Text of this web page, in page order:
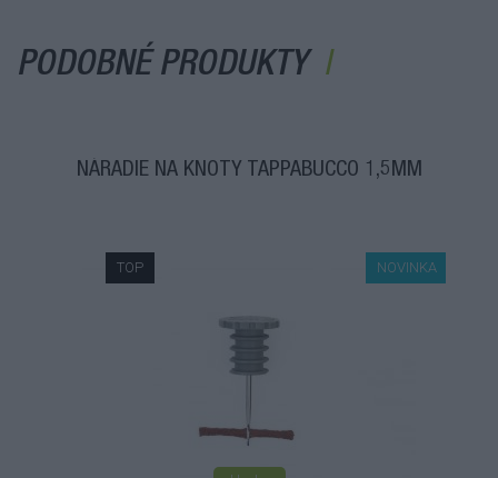
PODOBNÉ PRODUKTY
NÁRADIE NA KNOTY TAPPABUCCO 1,5MM
NOVINKA
TOP